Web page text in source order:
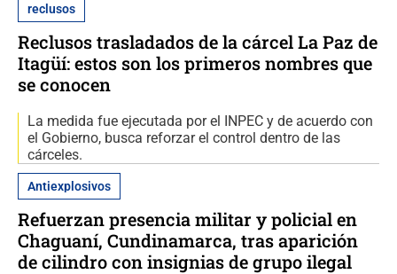
reclusos
Reclusos trasladados de la cárcel La Paz de
Itagüí: estos son los primeros nombres que
se conocen
La medida fue ejecutada por el INPEC y de acuerdo con
el Gobierno, busca reforzar el control dentro de las
cárceles.
Antiexplosivos
Refuerzan presencia militar y policial en
Chaguaní, Cundinamarca, tras aparición
de cilindro con insignias de grupo ilegal